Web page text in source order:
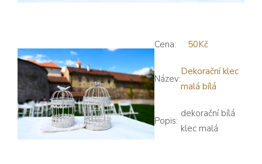
Cena: 50Kč
Název:
Dekorační klec
malá bílá
Popis:
dekorační bílá
klec malá